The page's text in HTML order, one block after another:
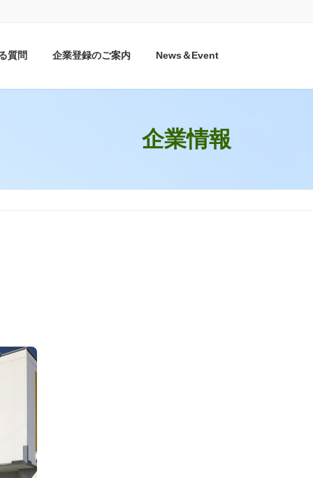
質問 企業登録のご案内 News＆Event
企業情報